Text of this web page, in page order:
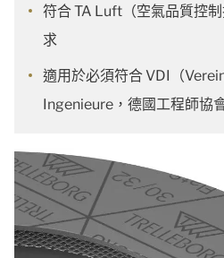
符合 TA Luft（空氣品質控
求
適用於必須符合 VDI（
Ingenieure，德國工程師協